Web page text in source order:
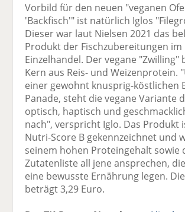
Vorbild für den neuen "veganen
'Backfisch'" ist natürlich Iglos
Dieser war laut Nielsen 2021 das
Produkt der Fischzubereitungen im
Einzelhandel. Der vegane "Zwilling"
Kern aus Reis- und Weizenprotein.
einer gewohnt knusprig-köstlichen
Panade, steht die vegane Variante
optisch, haptisch und
nach", verspricht Iglo. Das Produkt
Nutri-Score B gekennzeichnet und
seinem hohen Proteingehalt sowie
Zutatenliste all jene ansprechen,
eine bewusste Ernährung legen.
beträgt 3,29 Euro.